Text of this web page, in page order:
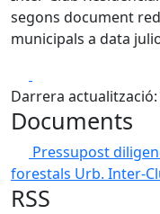
segons document
municipals a data
Darrera
Documents
Pressupost
forestals Urb. Inter-
RSS